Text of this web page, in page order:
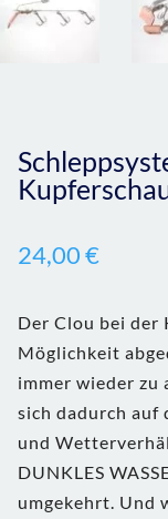
24,00€
Der Clou bei der
Möglichkeit
immer wieder zu
sich dadurch auf
und
DUNKLES
umgekehrt. Und